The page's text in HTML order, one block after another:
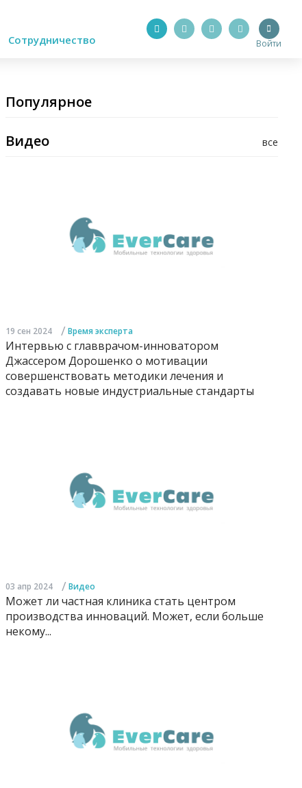
Сотрудничество Войти
Популярное
все
Видео
19 сен 2024 / Время эксперта
Интервью с главврачом-инноватором
Джассером Дорошенко о мотивации
совершенствовать методики лечения и
создавать новые индустриальные стандарты
03 апр 2024 / Видео
Может ли частная клиника стать центром
производства инноваций. Может, если больше
некому...